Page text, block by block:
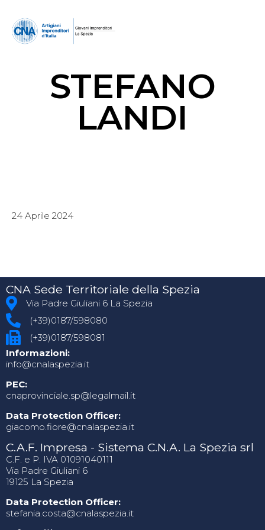
STEFANO
LANDI
24 Aprile 2024
CNA Sede Territoriale della Spezia
Via Padre Giuliani 6 La Spezia
(+39)0187/598080
(+39)0187/598081
Informazioni:
info@cnalaspezia.it
PEC:
cnaprovinciale.sp@legalmail.it
Data Protection Officer:
giacomo.fiore@cnalaspezia.it
C.A.F. Impresa - Sistema C.N.A. La Spezia srl
C.F. e P. IVA 01091040111
Via Padre Giuliani 6
19125 La Spezia
Data Protection Officer:
stefania.costa@cnalaspezia.it